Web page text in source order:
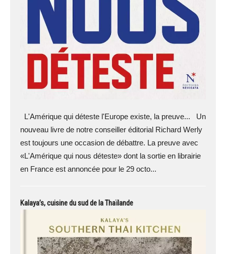
L'Amérique qui déteste l'Europe existe, la preuve... Un
nouveau livre de notre conseiller éditorial Richard Werly
est toujours une occasion de débattre. La preuve avec
«L'Amérique qui nous déteste» dont la sortie en librairie
en France est annoncée pour le 29 octo...
Kalaya’s, cuisine du sud de la Thaïlande